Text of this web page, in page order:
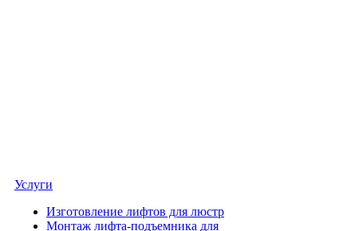
Услуги
Изготовление лифтов для люстр
Монтаж лифта-подъемника для